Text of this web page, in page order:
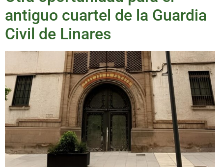
antiguo cuartel de la Guardia
Civil de Linares